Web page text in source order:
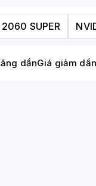
SUPER
dầnGiá giảm dần